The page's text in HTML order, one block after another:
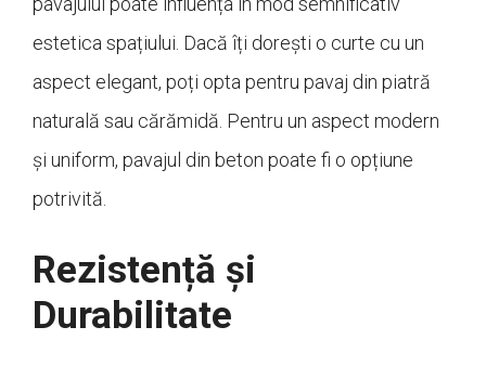
estetica spațiului. Dacă îți dorești o curte cu un
aspect elegant, poți opta pentru pavaj din piatră
naturală sau cărămidă. Pentru un aspect modern
și uniform, pavajul din beton poate fi o opțiune
potrivită.
Rezistență și
Durabilitate